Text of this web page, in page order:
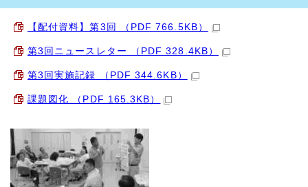
【配付資料】第3回 （PDF 766.5KB）
第3回ニュースレター （PDF 328.4KB）
第3回実施記録 （PDF 344.6KB）
課題図化 （PDF 165.3KB）